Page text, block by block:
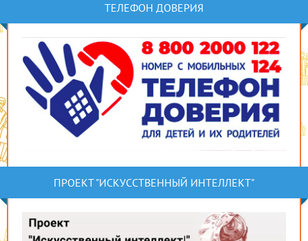
ТЕЛЕФОН ДОВЕРИЯ
ПРОЕКТ "ИСКУССТВЕННЫЙ ИНТЕЛЛЕКТ"